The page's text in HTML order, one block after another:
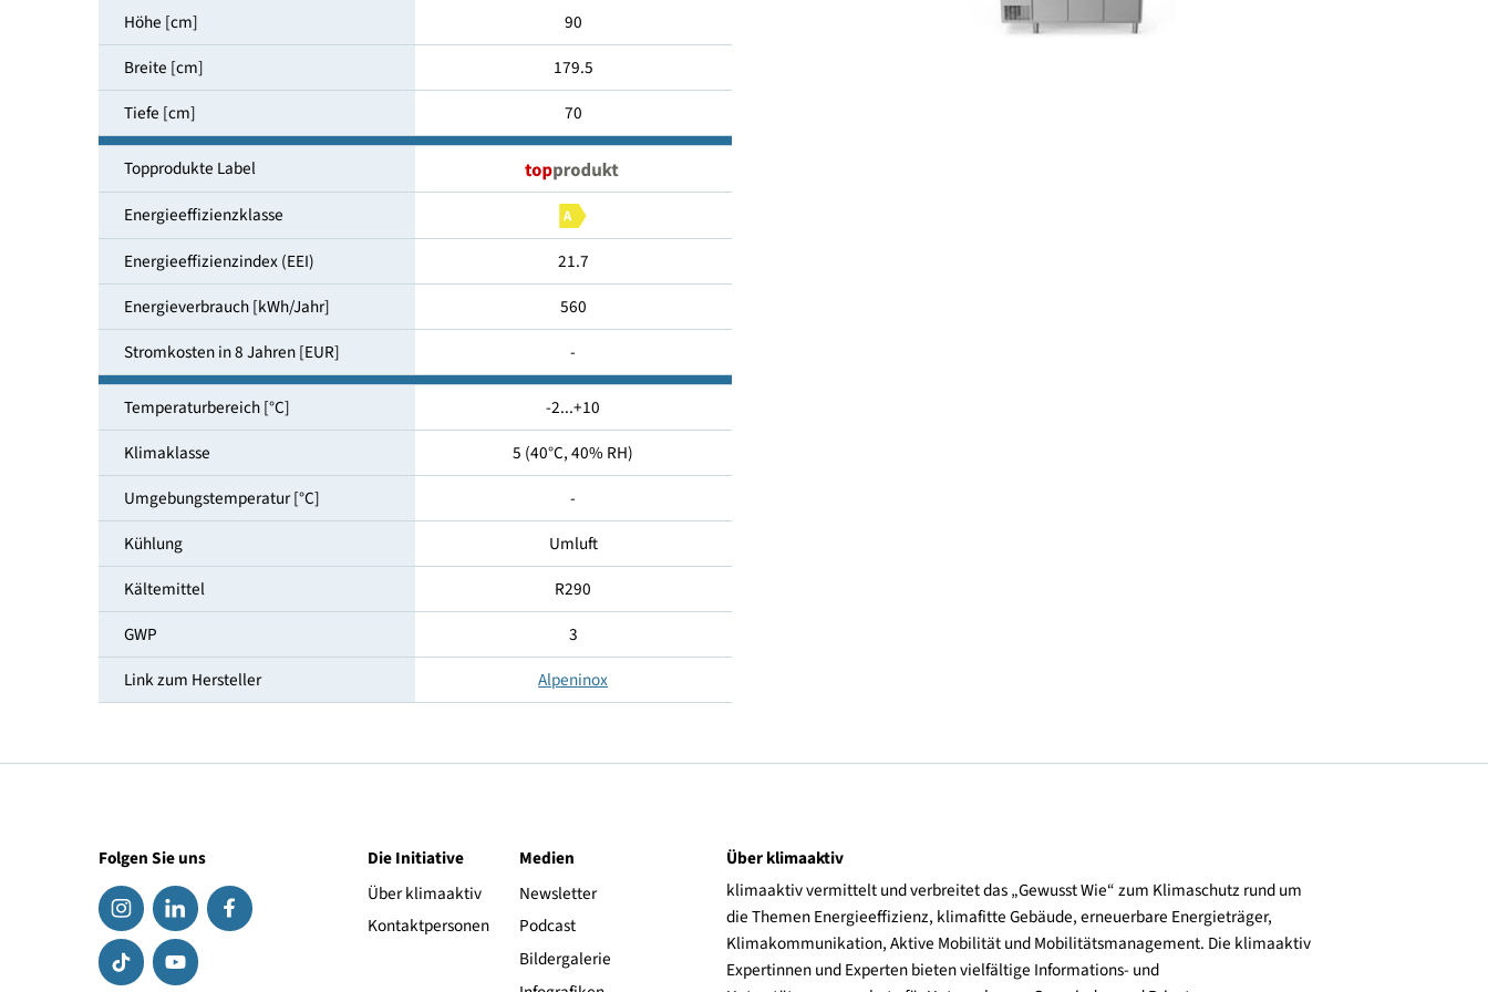
Nutzinhalt gesamt [l]
Höhe [cm]
Breite [cm]
179.5
Tiefe [cm]
Topprodukte Label
Energieeffizienzklasse
Energieeffizienzindex (EEI)
Energieverbrauch [kWh/Jahr]
Stromkosten in 8 Jahren [EUR]
Temperaturbereich [°C]
Klimaklasse
5 (40°C, 40% RH)
Umgebungstemperatur [°C] -
Kühlung Umluft
Kältemittel R290
GWP
3